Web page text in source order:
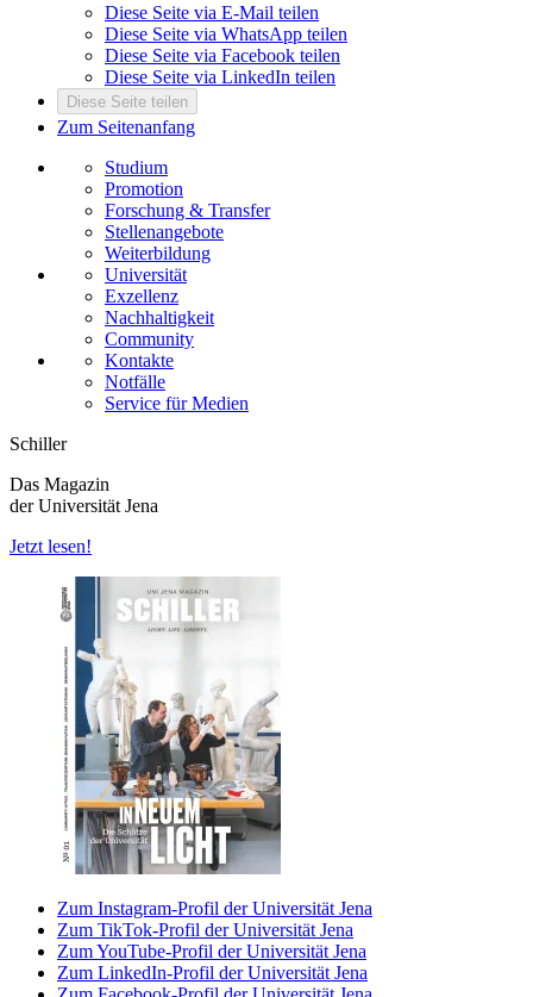
Diese Seite via E-Mail teilen
Diese Seite via WhatsApp teilen
Diese Seite via Facebook teilen
Diese Seite via LinkedIn teilen
Diese Seite teilen
Zum Seitenanfang
Studium
Promotion
Forschung & Transfer
Stellenangebote
Weiterbildung
Universität
Exzellenz
Nachhaltigkeit
Community
Kontakte
Notfälle
Service für Medien
Schiller
Das Magazin
der Universität Jena
Jetzt lesen!
Zum Instagram-Profil der Universität Jena
Zum TikTok-Profil der Universität Jena
Zum YouTube-Profil der Universität Jena
Zum LinkedIn-Profil der Universität Jena